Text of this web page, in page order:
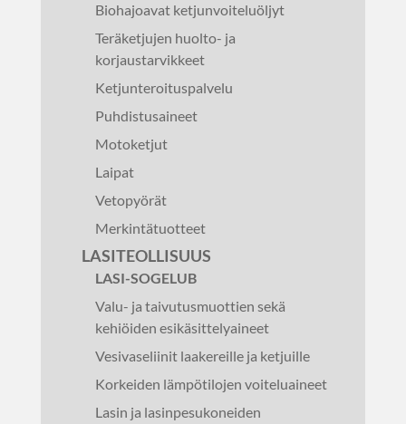
Biohajoavat ketjunvoiteluöljyt
Teräketjujen huolto- ja
korjaustarvikkeet
Ketjunteroituspalvelu
Puhdistusaineet
Motoketjut
Laipat
Vetopyörät
Merkintätuotteet
LASITEOLLISUUS
LASI-SOGELUB
Valu- ja taivutusmuottien sekä
kehiöiden esikäsittelyaineet
Vesivaseliinit laakereille ja ketjuille
Korkeiden lämpötilojen voiteluaineet
Lasin ja lasinpesukoneiden